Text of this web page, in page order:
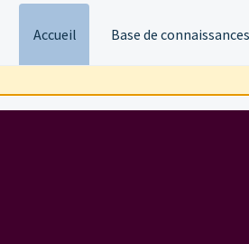
Accueil Base de connaissances